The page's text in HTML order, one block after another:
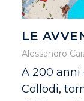
LE
Alessandro
A 200 anni
Collodi,